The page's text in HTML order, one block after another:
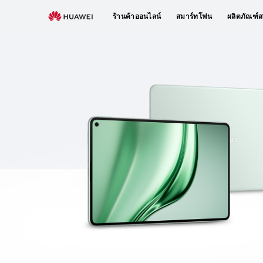
ร้านค้าออนไลน์ สมาร์ทโฟน ผลิตภัณฑ์ส